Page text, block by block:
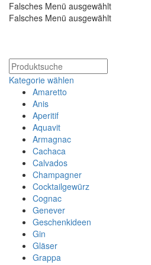
Falsches Menü ausgewählt
Falsches Menü ausgewählt
Kategorie wählen
Amaretto
Anis
Aperitif
Aquavit
Armagnac
Cachaca
Calvados
Champagner
Cocktailgewürz
Cognac
Genever
Geschenkideen
Gin
Gläser
Grappa